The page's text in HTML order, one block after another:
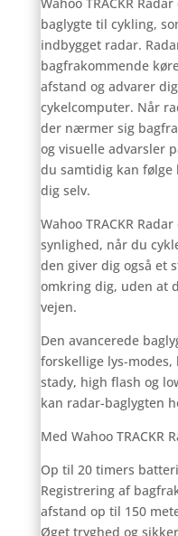
Wahoo TRACKR
baglygte til cykling,
indbygget radar.
bagfrakommende
afstand og advarer
cykelcomputer. Når
der nærmer sig
og visuelle advarsler
du samtidig kan
dig selv.
Wahoo TRACKR
synlighed, når du
den giver dig også et
omkring dig, uden at
vejen.
Den avancerede
forskellige lys-
stady, high flash og
kan radar-baglygten
Med Wahoo TRACKR
Op til 20 timers
Registrering af
afstand op til 150
Øget tryghed og